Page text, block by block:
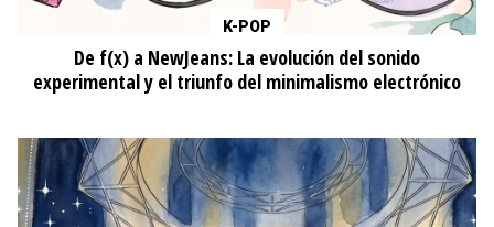
K-POP
De f(x) a NewJeans: La evolución del sonido
experimental y el triunfo del minimalismo electrónico